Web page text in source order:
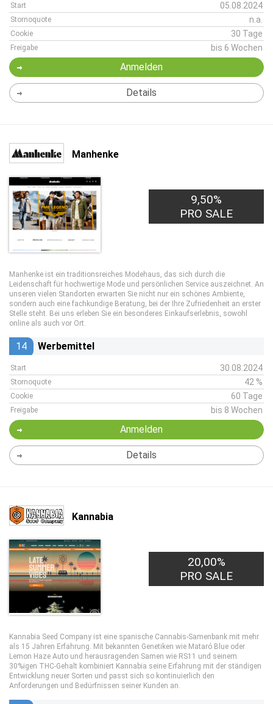
Start 05.08.2024
Stornoquote n.a.
Cookie 30 Tage
Freigabe bis 6 Wochen
Anmelden
Details
Manhenke
9,50%
PRO SALE
Manhenke ist ein traditionsreiches Modehaus, das sich durch die
Leidenschaft für hochwertige Mode und persönlichen Service auszeichnet. An
unseren vielen Standorten erwarten Sie nicht nur ein schönes Ambiente,
sondern auch eine fachkundige Beratung, bei der Ihre Zufriedenheit an erster
Stelle steht. Bei uns erleben Sie ein besonderes Einkaufserlebnis, sowohl
online als auch vor Ort.
14 Werbemittel
Start 30.08.2024
Stornoquote 42 %
Cookie 60 Tage
Freigabe bis 8 Wochen
Anmelden
Details
Kannabia
20,00%
PRO SALE
Kannabia Seed Company ist eine spanische Cannabis-Samenbank mit mehr
als 15 Jahren Erfahrung. Mit bekannten Genetiken wie Mataró Blue oder
Lemon Haze Auto und herausragenden Samen wie RS11 und seinem
30%igen THC-Gehalt kombiniert Kannabia seine Erfahrung mit der ständigen
Entwicklung neuer Sorten und passt sich so kontinuierlich den
Anforderungen und Bedürfnissen seiner Kunden an.